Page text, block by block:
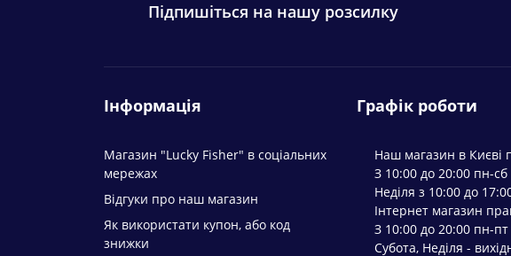
Підпишіться на нашу розсилку
Інформація
Магазин "Lucky Fisher" в соціальних
мережах
Відгуки про наш магазин
Як використати купон, або код
знижки
Графік роботи
Наш магазин в Києві
З 10:00 до 20:00 пн-сб
Неділя з 10:00 до
Інтернет магазин
З 10:00 до 20:00 пн-пт
Субота, Неділя -